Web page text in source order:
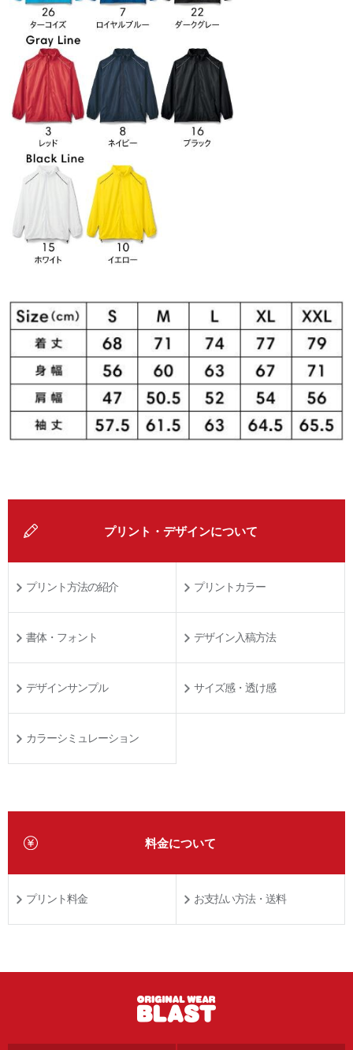
プリント・デザインについて
プリント方法の紹介 プリントカラー
書体・フォント デザイン入稿方法
デザインサンプル サイズ感・透け感
カラーシミュレーション
料金について
プリント料金 お支払い方法・送料